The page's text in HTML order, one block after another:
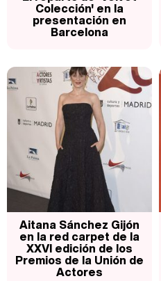
Colección' en la
presentación en
Barcelona
Aitana Sánchez Gijón
en la red carpet de la
XXVI edición de los
Premios de la Unión de
Actores